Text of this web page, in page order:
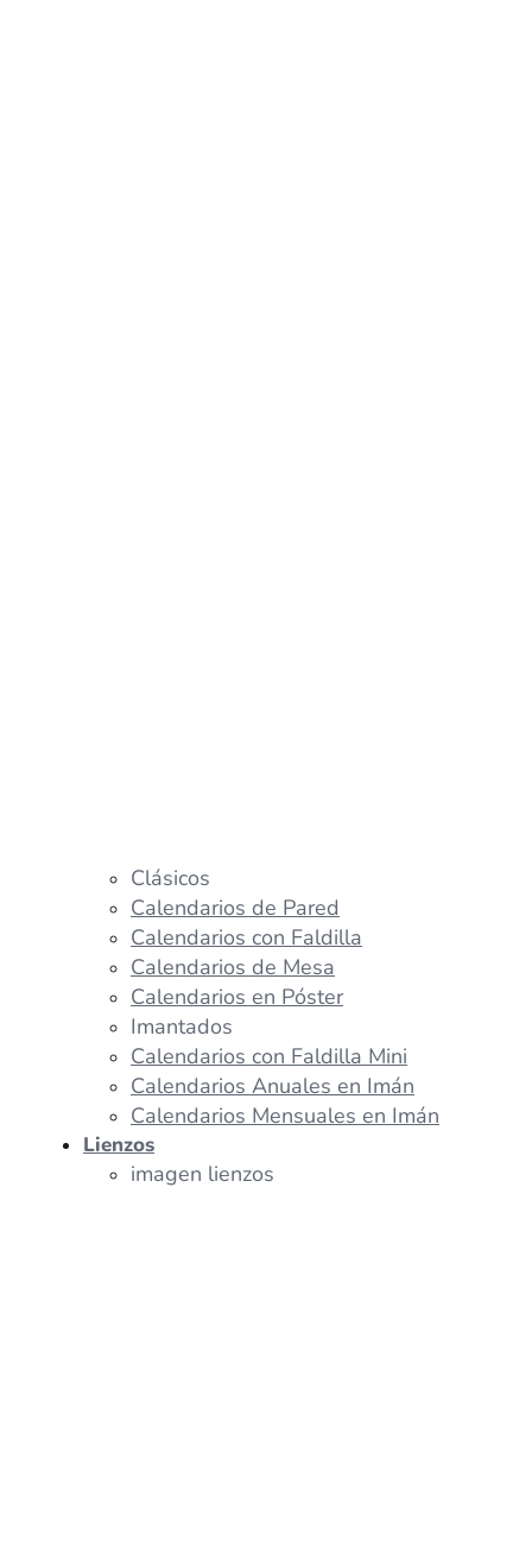
Clásicos
Calendarios de Pared
Calendarios con Faldilla
Calendarios de Mesa
Calendarios en Póster
Imantados
Calendarios con Faldilla Mini
Calendarios Anuales en Imán
Calendarios Mensuales en Imán
Lienzos
imagen lienzos